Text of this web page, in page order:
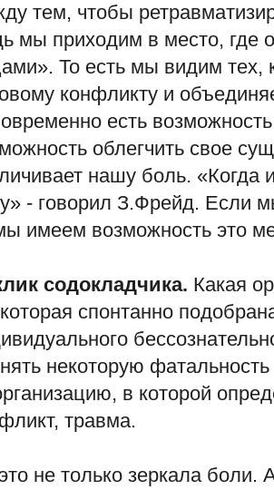
тем, чтобы
мы приходим в место, где
То есть мы видим тех,
конфликту и
есть
облегчить свое
нашу боль. «Когда
- говорил З.Фрейд. Если
имеем возможность это
содокладчика. Какая
спонтанно
некоторую
в которой
травма.
не только зеркала боли.